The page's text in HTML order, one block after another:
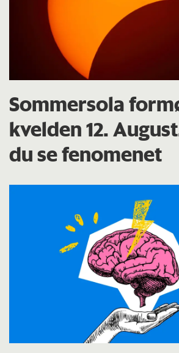
Sommersola
kvelden 12.
du se fenomenet